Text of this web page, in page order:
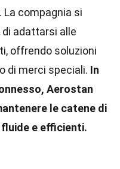
compagnia si
adattarsi alle
offrendo soluzioni
di merci speciali. In
Aerostan
le catene di
e efficienti.